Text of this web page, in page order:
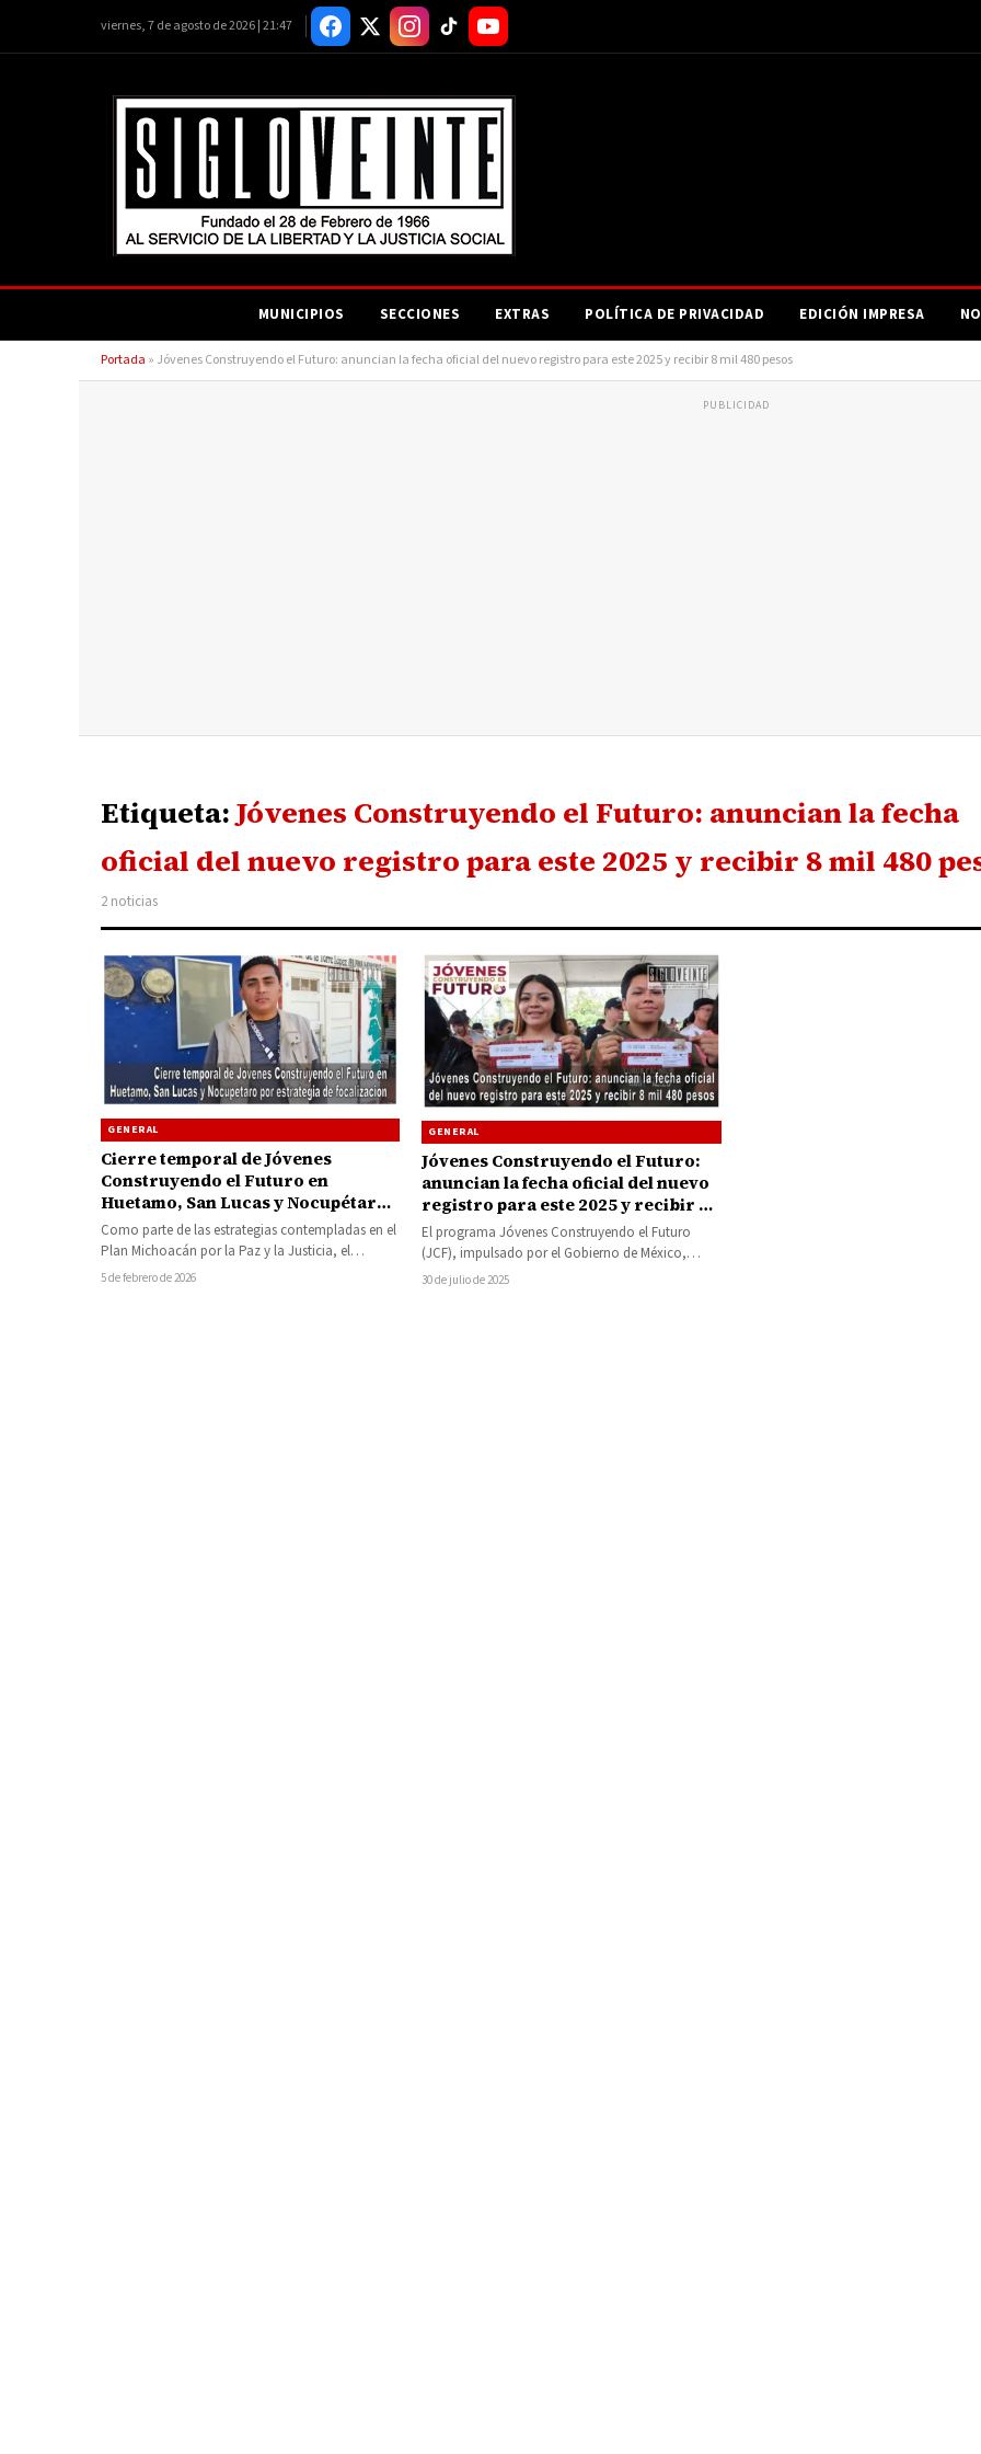
viernes, 7 de agosto de 2026 | 21:47
MUNICIPIOS SECCIONES EXTRAS POLÍTICA DE PRIVACIDAD EDICIÓN IMPRESA
Portada » Jóvenes Construyendo el Futuro: anuncian la fecha oficial del nuevo registro para este 2025 y recibir 8 mil 480 pesos
PUBLICIDAD
Etiqueta:Jóvenes Construyendo el Futuro: anuncian la fecha
oficial del nuevo registro para este 2025 y recibir 8 mil 480
2 noticias
GENERAL
Cierre temporal de Jóvenes
Construyendo el Futuro en
Huetamo, San Lucas y Nocupétaro
por estrategia de focalización
Como parte de las estrategias contempladas en el
Plan Michoacán por la Paz y la Justicia, el
programa federal Jóvenes…
5 de febrero de 2026
GENERAL
Jóvenes Construyendo el Futuro:
anuncian la fecha oficial del nuevo
registro para este 2025 y recibir 8
mil 480 pesos
El programa Jóvenes Construyendo el Futuro
(JCF), impulsado por el Gobierno de México,
anunció una nueva fecha de registro para…
30 de julio de 2025